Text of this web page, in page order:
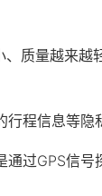
质量越来越
程信息等隐
过GPS信号